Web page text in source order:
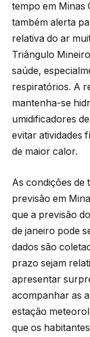
tempo em Minas
também alerta
relativa do ar
Triângulo
saúde,
respiratórios. A
mantenha-se
umidificadores
evitar atividades
de maior calor.
As condições de
previsão em
que a previsão
de janeiro pode
dados são
prazo sejam
apresentar
acompanhar as
estação
que os